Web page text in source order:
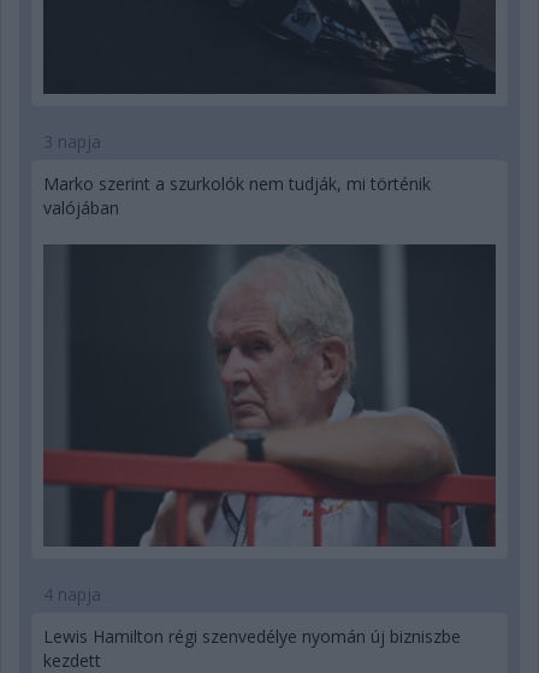
3 napja
Marko szerint a szurkolók nem tudják, mi történik
valójában
4 napja
Lewis Hamilton régi szenvedélye nyomán új bizniszbe
kezdett